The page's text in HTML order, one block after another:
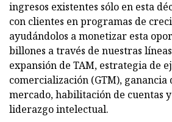
ingresos existentes sólo en esta
con clientes en programas de
ayudándolos a monetizar esta
billones a través de nuestras
expansión de TAM, estrategia de
comercialización (GTM),
mercado, habilitación de cuentas
liderazgo intelectual.